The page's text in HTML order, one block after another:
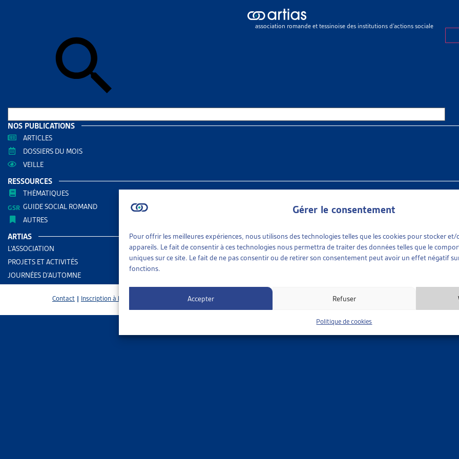
Gérer le consentement
Pour offrir les meilleures expériences, nous utilisons des technologies telles que les cookies pour stocker
appareils. Le fait de consentir à ces technologies nous permettra de traiter des données telles que le
uniques sur ce site. Le fait de ne pas consentir ou de retirer son consentement peut avoir un effet négatif
fonctions.
Accepter Refuser
Politique de cookies
association romande et tessinoise des institutions d’actions sociale
NOS PUBLICATIONS
ARTICLES
DOSSIERS DU MOIS
VEILLE
RESSOURCES
THÉMATIQUES
GUIDE SOCIAL ROMAND
AUTRES
ARTIAS
L’ASSOCIATION
PROJETS ET ACTIVITÉS
JOURNÉES D’AUTOMNE
Contact | Inscription à la Newsletter
Actualités ARTIAS>COMPLET – Journée d’automne 2023 – Santé
ACTUALITÉ ARTIAS 15 AOÛT 2023
COMPLET – JOURNÉE D’AUTOMNE
Comment fonctionnent ces mécanismes ? Les actrices et acteurs du
atteintes dans leur santé mentale, ne disposent pas toujours des outils
> Dernière information (09.11.23): nous ne prenons plus d’inscription,
En savoir plus